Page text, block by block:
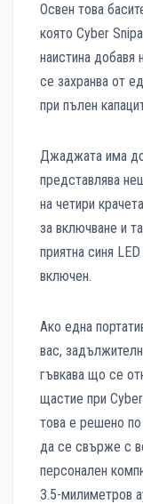
Освен това
която Cyber
наистина добавя
се захранва от
при пълен
Джаджата има
представлява
на четири
за включване и
приятна синя
включен.
Ако една
вас,
гъвкава що се
щастие при
това е решено
да се свърже с
персонален
3.5-милиметров